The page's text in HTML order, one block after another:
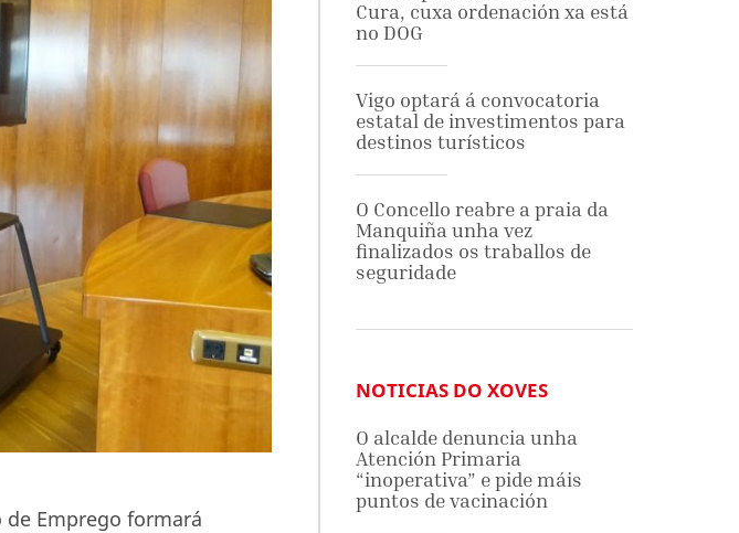
Emprego formará
Cura, cuxa ordenación xa está
no DOG
Vigo optará á convocatoria
estatal de investimentos para
destinos turísticos
O Concello reabre a praia da
Manquiña unha vez
finalizados os traballos de
seguridade
NOTICIAS DO XOVES
O alcalde denuncia unha
Atención Primaria
“inoperativa” e pide máis
puntos de vacinación